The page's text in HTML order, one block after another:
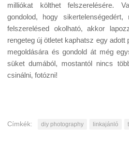
Tanácsok
Érdekességek
Helyszíni Riport
E-BB
milliókat költhet felszerelésére.
gondolod, hogy
felszerelésed okolható, akkor
rengeteg új ötletet kaphatsz egy adott
megoldására és gondold át még
süket dumából, mostantól nincs
csinálni, fotózni!
Címkék: diy photography linkajánló